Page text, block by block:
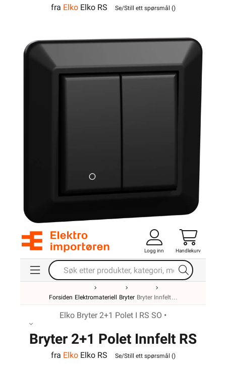
Sort Elko
fra Elko Elko RS Se/Still ett spørsmål ()
Logg inn Handlekurv
Forsiden Elektromateriell Bryter Bryter Innfelt
Elko Bryter 2+1 Polet I RS SO •
Bryter 2+1 Polet Innfelt RS
Sort Elko
fra Elko Elko RS Se/Still ett spørsmål ()